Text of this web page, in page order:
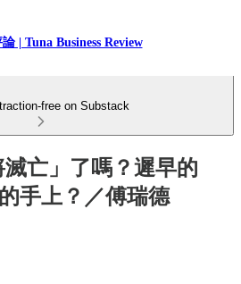
| Tuna Business Review
free on Substack
滅亡」了嗎？遲早的
手上？／傅瑞德